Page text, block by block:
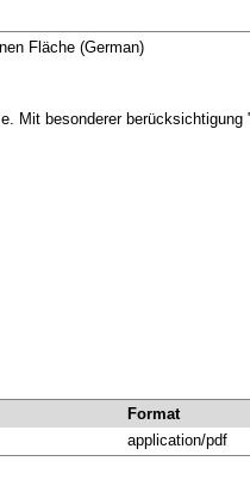
Fläche (German)
Mit besonderer berücksichtigung
Format
application/pdf